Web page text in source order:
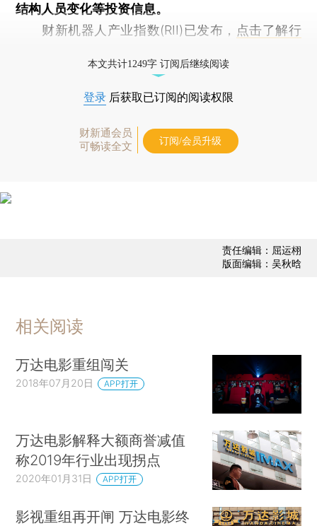
结构人员变化等投资信息。
财新机器人产业指数(RII)已发布， 点击了解行
本文共计1249字 订阅后继续阅读
登录 后获取已订阅的阅读权限
财新通会员
可畅读全文
订阅/会员升级
责任编辑：屈运栩
版面编辑：吴秋晗
相关阅读
万达电影重组闯关
2018年07月20日 APP打开
万达电影解释大额商誉减值
称2019年行业出现拐点
2020年01月31日 APP打开
影视重组再开闸 万达电影终